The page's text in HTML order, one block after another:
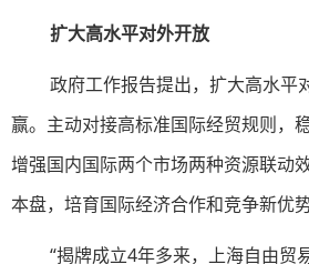
扩大高水平对外开放
政府工作报告提出，扩大高水平
赢。主动对接高标准国际经贸规则，
增强国内国际两个市场两种资源联动
本盘，培育国际经济合作和竞争新优势
“揭牌成立4年多来，上海自由贸